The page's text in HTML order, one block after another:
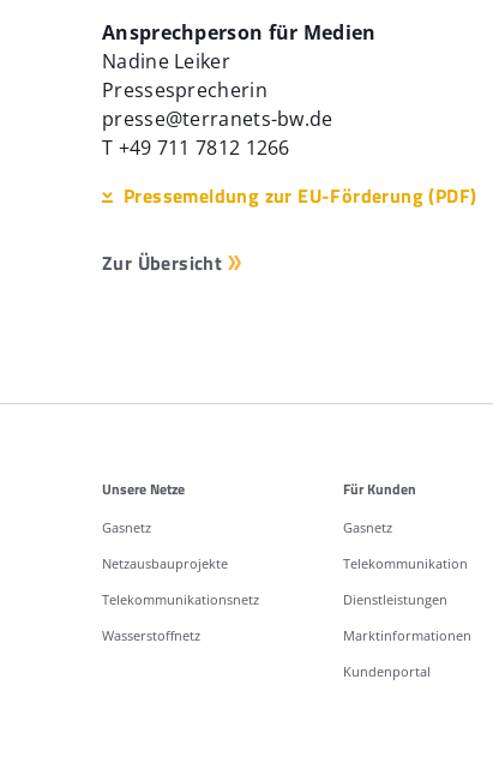
Ansprechperson für Medien
Nadine Leiker
Pressesprecherin
presse@terranets-bw.de
T +49 711 7812 1266
Pressemeldung zur EU-Förderung (PDF)
Zur Übersicht
Weitere Informationen
Unsere Netze
Gasnetz
Netzausbauprojekte
Telekommunikationsnetz
Wasserstoffnetz
Für Kunden
Gasnetz
Telekommunikation
Dienstleistungen
Marktinformationen
Kundenportal